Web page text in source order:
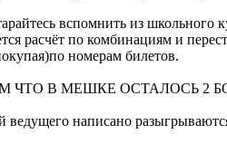
вспомнить из школьного
расчёт по комбинациям и
номерам билетов.
ЧТО В МЕШКЕ ОСТАЛОСЬ 2
ведущего написано